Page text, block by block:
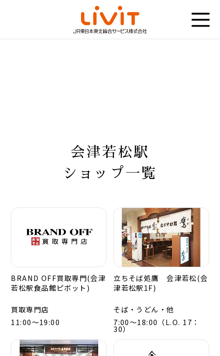
会津若松駅
ショップ一覧
BRAND OFF買取専門(会津
若松駅食品館ピボット)
買取専門店
11:00～19:00
立ちそば処鷹 会津若松(会
津若松駅1F)
そば・うどん・他
7:00～18:00（L.O. 17：
30）